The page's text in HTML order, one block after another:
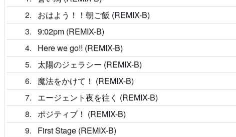
2
おはよう！！朝ご飯 (REMIX-B)
3
9:02pm (REMIX-B)
4
Here we go!! (REMIX-B)
5
太陽のジェラシー (REMIX-B)
6
魔法をかけて！ (REMIX-B)
7
エージェント夜を往く (REMIX-B)
8
ポジティブ！ (REMIX-B)
9
First Stage (REMIX-B)